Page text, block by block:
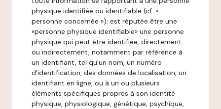
physique identifiée ou identifiable (cf. «
personne concernée »); est réputée être une
«personne physique identifiable» une personne
physique qui peut être identifiée, directement
ou indirectement, notamment par référence à
un identifiant, tel qu'un nom, un numéro
d'identification, des données de localisation, un
identifiant en ligne, ou à un ou plusieurs
éléments spécifiques propres à son identité
physique, physiologique, génétique, psychique,